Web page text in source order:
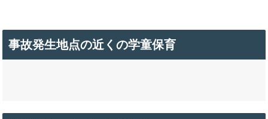
事故発生地点の近くの学童保育